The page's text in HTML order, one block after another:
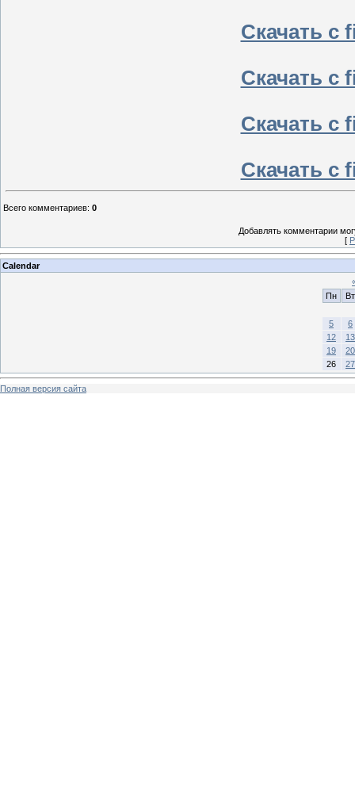
Скачать с
Скачать с
Скачать с
Скачать с
Всего комментариев: 0
Добавлять комментарии
[
Calendar
Пн
Вт
5
6
12
13
19
20
26
27
Полная версия сайта